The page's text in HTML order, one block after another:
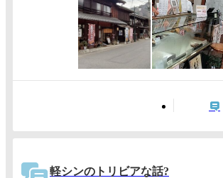
軽シンのトリビアな話?